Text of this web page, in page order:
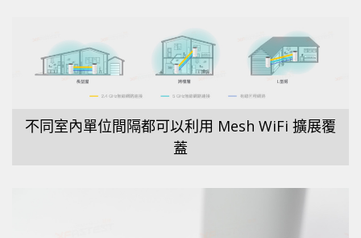
不同室內單位間隔都可以利用 Mesh WiFi 擴展覆
蓋